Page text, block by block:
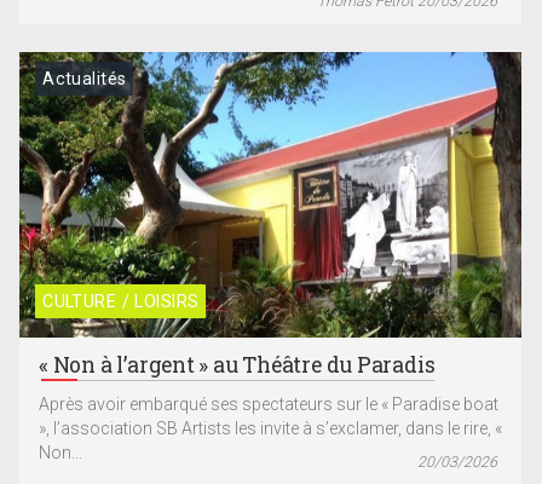
CULTURE / LOISIRS
Actualités
« Non à l’argent » au Théâtre du Paradis
Après avoir embarqué ses spectateurs sur le « Paradise boat
», l’association SB Artists les invite à s’exclamer, dans le rire, «
Non...
20/03/2026